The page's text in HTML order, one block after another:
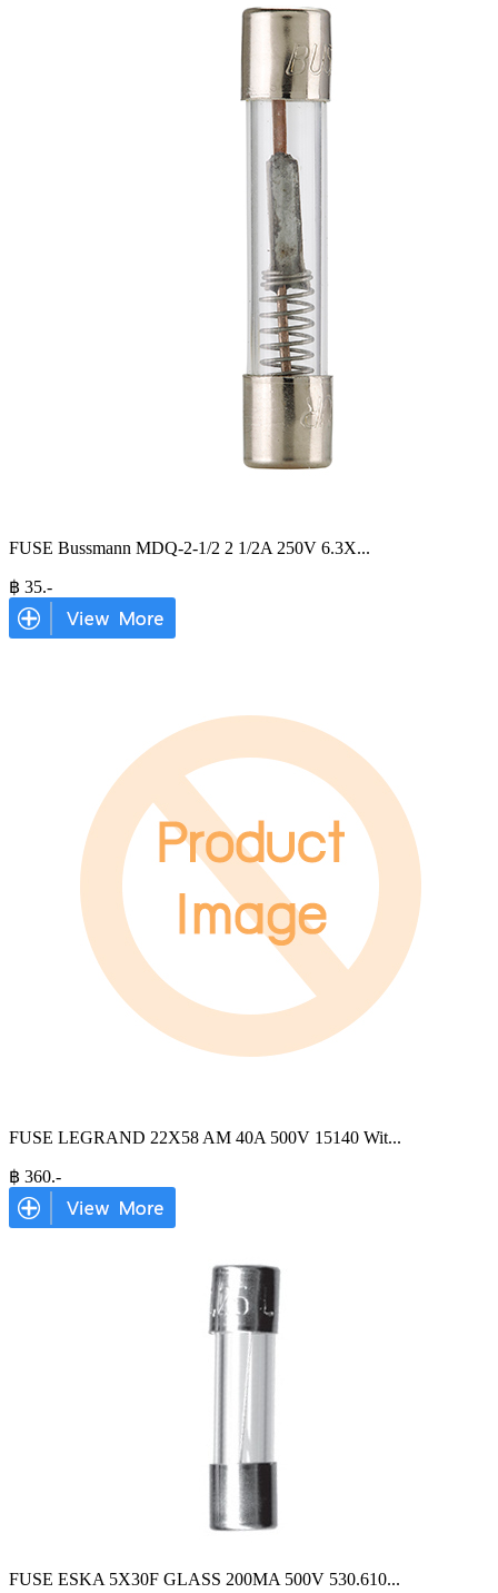
FUSE Bussmann MDQ-2-1/2 2 1/2A 250V 6.3X...
฿ 35.-
FUSE LEGRAND 22X58 AM 40A 500V 15140 Wit...
฿ 360.-
FUSE ESKA 5X30F GLASS 200MA 500V 530.610...